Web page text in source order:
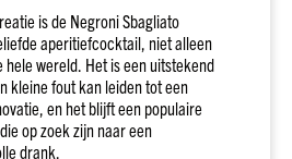
is de Negroni Sbagliato
aperitiefcocktail, niet alleen
hele wereld. Het is een uitstekend
kleine fout kan leiden tot een
en het blijft een populaire
op zoek zijn naar een
drank.